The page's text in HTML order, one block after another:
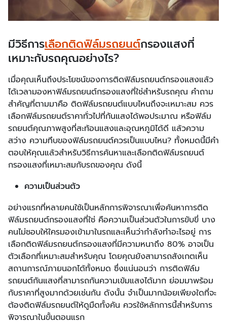
มีวิธีการเลือกติดฟิล์มรถยนต์กรองแสงที่
เหมาะกับรถคุณอย่างไร?
เมื่อคุณเห็นถึงประโยชน์ของการติดฟิล์มรถยนต์กรองแสงแล้ว
ได้เวลามองหาฟิล์มรถยนต์กรองแสงที่ใช่สำหรับรถคุณ คำถาม
สำคัญที่ตามมาคือ ติดฟิล์มรถยนต์แบบไหนถึงจะเหมาะสม ควร
เลือกฟิล์มรถยนต์ราคาทั่วไปที่กันแสงได้พอประมาณ หรือฟิล์ม
รถยนต์คุณภาพสูงที่สะท้อนแสงและอุณหภูมิได้ดี แล้วความ
สว่าง ความทึบของฟิล์มรถยนต์ควรเป็นแบบไหน? ทั้งหมดนี้มีคำ
ตอบให้คุณแล้วสำหรับวิธีการค้นหาและเลือกติดฟิล์มรถยนต์
กรองแสงที่เหมาะสมกับรถของคุณ ดังนี้
ความเป็นส่วนตัว
อย่างแรกที่หลายคนใช้เป็นหลักการพิจารณาเพื่อค้นหาการติด
ฟิล์มรถยนต์กรองแสงที่ใช่ คือความเป็นส่วนตัวในการขับขี่ บาง
คนไม่ชอบให้ใครมองเข้ามาในรถและเห็นว่ากำลังทำอะไรอยู่ การ
เลือกติดฟิล์มรถยนต์กรองแสงที่มีความหนาถึง 80% อาจเป็น
ตัวเลือกที่เหมาะสมสำหรับคุณ โดยคุณยังสามารถสังเกตเห็น
สถานการณ์ภายนอกได้ทั้งหมด ซึ่งแน่นอนว่า การติดฟิล์ม
รถยนต์กันแสงที่สามารถกันความเข้มแสงได้มาก ย่อมมาพร้อม
กับราคาที่สูงมากด้วยเช่นกัน ดังนั้น จำเป็นมากน้อยเพียงใดที่จะ
ต้องติดฟิล์มรถยนต์ให้ดูมืดทั้งคัน ควรใช้หลักการนี้สำหรับการ
พิจารณาในขั้นตอนแรก